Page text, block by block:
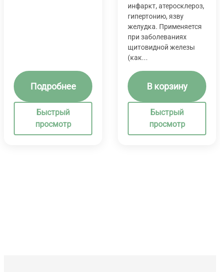
Подробнее
Быстрый
просмотр
инфаркт, атеросклероз,
гипертонию, язву
желудка. Применяется
при заболеваниях
щитовидной железы
(как...
В корзину
Быстрый
просмотр